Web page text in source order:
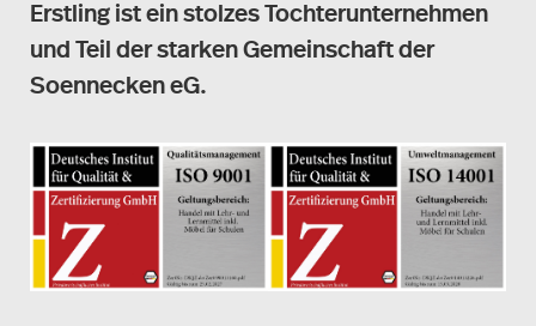
Erstling ist ein stolzes Tochterunternehmen
und Teil der starken Gemeinschaft der
Soennecken eG.